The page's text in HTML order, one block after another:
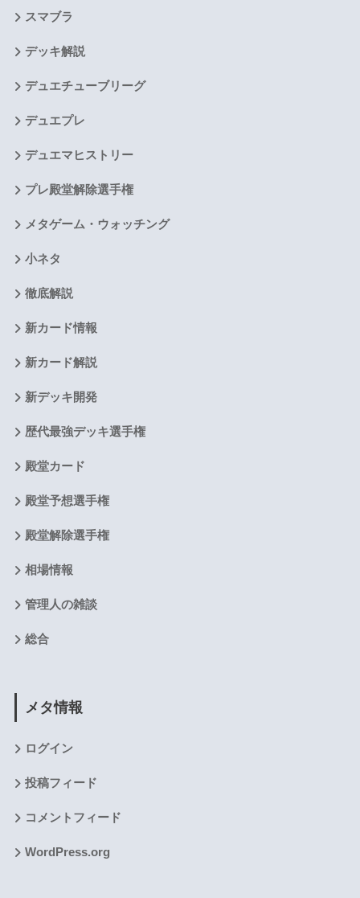
スマブラ
デッキ解説
デュエチューブリーグ
デュエプレ
デュエマヒストリー
プレ殿堂解除選手権
メタゲーム・ウォッチング
小ネタ
徹底解説
新カード情報
新カード解説
新デッキ開発
歴代最強デッキ選手権
殿堂カード
殿堂予想選手権
殿堂解除選手権
相場情報
管理人の雑談
総合
メタ情報
ログイン
投稿フィード
コメントフィード
WordPress.org